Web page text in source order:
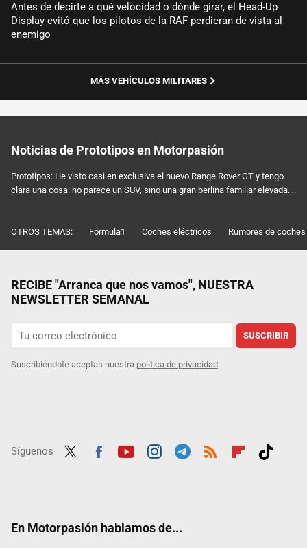
Antes de decirte a qué velocidad o dónde girar, el Head-Up
Display evitó que los pilotos de la RAF perdieran de vista al
enemigo
MÁS VEHÍCULOS MILITARES
Noticias de Prototipos en Motorpasión
Prototipos: He visto casi en exclusiva el nuevo Range Rover GT y tengo
clara una cosa: no parece un SUV, sino una gran berlina familiar elevada....
OTROS TEMAS: Fórmula1 Coches eléctricos Rumores de coches
RECIBE "Arranca que nos vamos", NUESTRA
NEWSLETTER SEMANAL
SUSCRIBIR
Suscribiéndote aceptas nuestra política de privacidad
Síguenos
En Motorpasión hablamos de...